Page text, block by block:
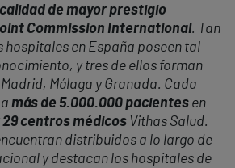
de mayor prestigio
Commission International. Tan
hospitales en España poseen tal
y tres de ellos forman
Málaga y Granada. Cada
más de 5.000.000 pacientes en
29 centros médicos Vithas Salud.
distribuidos a lo largo de
y destacan los hospitales de